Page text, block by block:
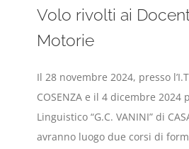
Volo rivolti ai
Motorie
Il 28 novembre 2024, presso
COSENZA e il 4 dicembre 2024
Linguistico “G.C. VANINI” di
avranno luogo due corsi di